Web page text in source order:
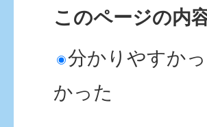
このページの内
分かりやすか
かった